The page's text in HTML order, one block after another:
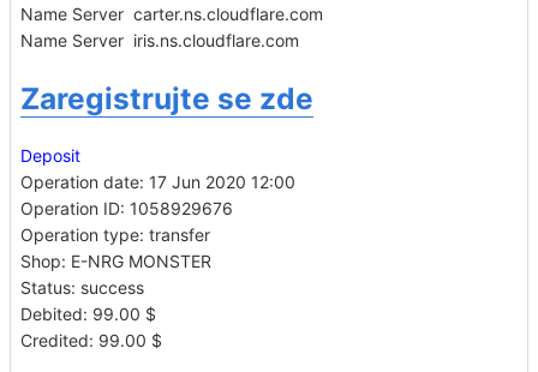
Name Server carter.ns.cloudflare.com
Name Server iris.ns.cloudflare.com
Zaregistrujte se zde
Deposit
Operation date: 17 Jun 2020 12:00
Operation ID: 1058929676
Operation type: transfer
Shop: E-NRG MONSTER
Status: success
Debited: 99.00 $
Credited: 99.00 $